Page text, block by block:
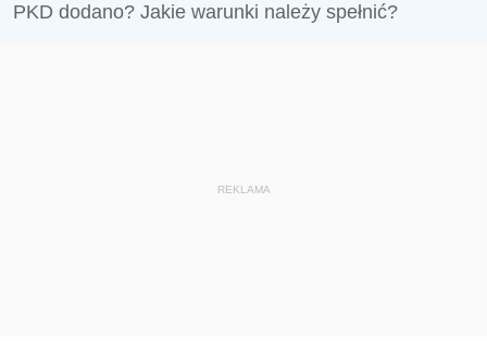
PKD dodano? Jakie warunki należy spełnić?
REKLAMA